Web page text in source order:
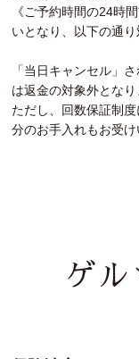
《ご予約時間の24時
いとなり、以下の通り
「当日キャンセル」
は返金の対象外となり
ただし、回数保証制
分のお手入れもお受け
ゲ